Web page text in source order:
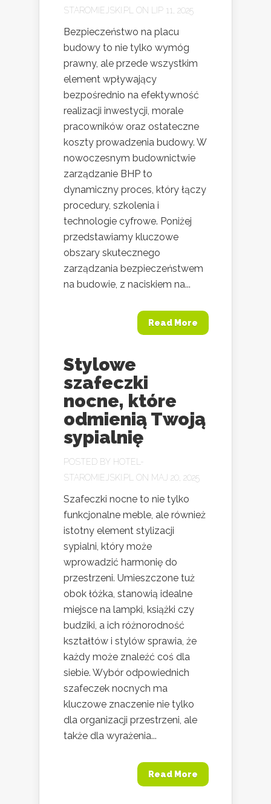
STAROMIEJSKI.PL
ON LIP 11, 2025
Bezpieczeństwo na placu
budowy to nie tylko wymóg
prawny, ale przede wszystkim
element wpływający
bezpośrednio na efektywność
realizacji inwestycji, morale
pracowników oraz ostateczne
koszty prowadzenia budowy. W
nowoczesnym budownictwie
zarządzanie BHP to
dynamiczny proces, który łączy
procedury, szkolenia i
technologie cyfrowe. Poniżej
przedstawiamy kluczowe
obszary skutecznego
zarządzania bezpieczeństwem
na budowie, z naciskiem na...
Read More
Stylowe
szafeczki
nocne, które
odmienią Twoją
sypialnię
POSTED BY HOTEL-
STAROMIEJSKI.PL
ON MAJ 20, 2025
Szafeczki nocne to nie tylko
funkcjonalne meble, ale również
istotny element stylizacji
sypialni, który może
wprowadzić harmonię do
przestrzeni. Umieszczone tuż
obok łóżka, stanowią idealne
miejsce na lampki, książki czy
budziki, a ich różnorodność
kształtów i stylów sprawia, że
każdy może znaleźć coś dla
siebie. Wybór odpowiednich
szafeczek nocnych ma
kluczowe znaczenie nie tylko
dla organizacji przestrzeni, ale
także dla wyrażenia...
Read More